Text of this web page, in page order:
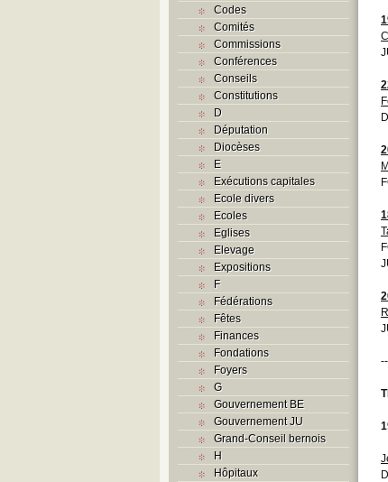
Codes
Comités
Commissions
Conférences
Conseils
Constitutions
D
Députation
Diocèses
E
Exécutions capitales
Ecole divers
Ecoles
Eglises
Elevage
Expositions
F
Fédérations
Fêtes
Finances
Fondations
Foyers
G
Gouvernement BE
Gouvernement JU
Grand-Conseil bernois
H
Hôpitaux